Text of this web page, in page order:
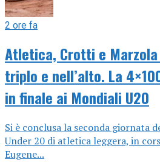
2 ore fa
Atletica, Crotti e
triplo e nell’alto. La
in finale ai Mondiali U20
Si è conclusa la seconda giornata
Under 20 di atletica leggera, in
Eugene...